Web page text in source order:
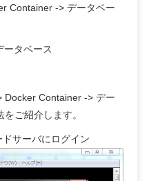
Container -> データベー
タベース
Docker Container -> デー
ご紹介します。
サーバにログイン